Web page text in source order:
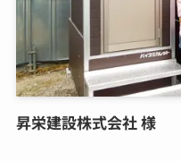
昇栄建設株式会社 様